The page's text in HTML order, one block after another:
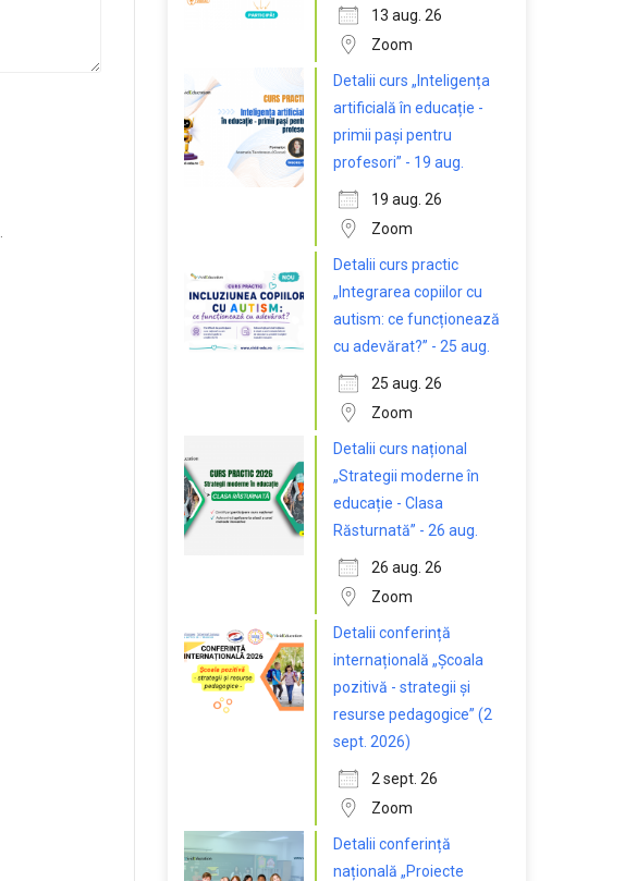
13 aug. 26
Zoom
Detalii curs „Inteligența
artificială în educație -
primii pași pentru
profesori” - 19 aug.
19 aug. 26
Zoom
Detalii curs practic
„Integrarea copiilor cu
autism: ce funcționează
cu adevărat?” - 25 aug.
25 aug. 26
Zoom
Detalii curs național
„Strategii moderne în
educație - Clasa
Răsturnată” - 26 aug.
26 aug. 26
Zoom
Detalii conferință
internațională „Școala
pozitivă - strategii și
resurse pedagogice” (2
sept. 2026)
2 sept. 26
Zoom
Detalii conferință
națională „Proiecte